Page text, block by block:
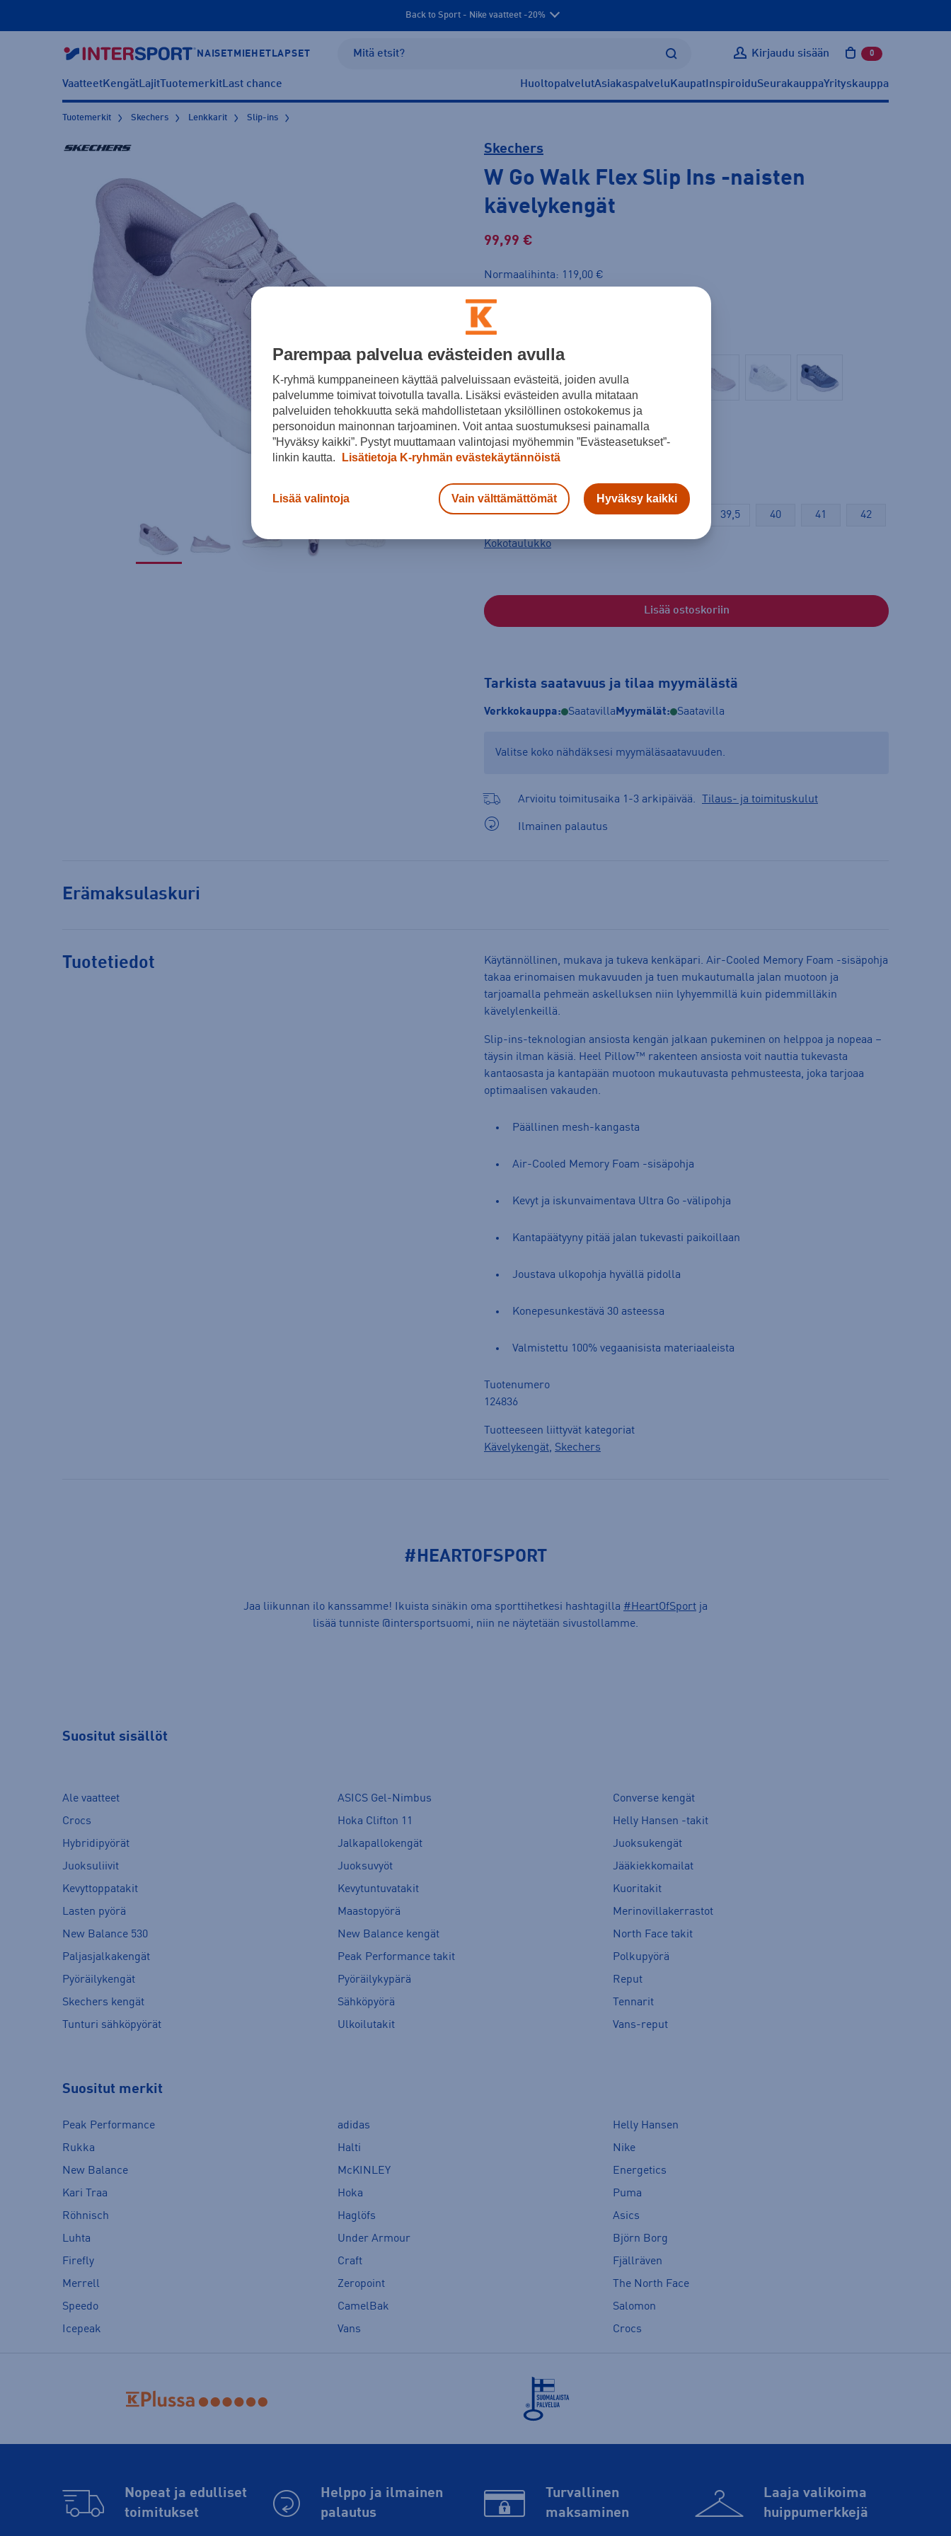
Back to Sport - Nike vaatteet -20%
NAISET MIEHET LAPSET Kirjaudu sisään 0 tuotetta
VaatteetKengätLajitTuotemerkitLast chance HuoltopalvelutAsiakaspalvelu Kaupat InspiroiduSeurakauppaYrityskauppa
Tuotemerkit Skechers Lenkkarit Slip-ins
Skechers
W Go Walk Flex Slip Ins -naisten
kävelykengät
99,99 €
Normaalihinta: 119,00 €
Tarjous voimassa 12.8. asti.
Väri
Punainen
Koko
36 36,5 37 37,5 38 39,5 40 41 42
Kokotaulukko
Lisää ostoskoriin
Tarkista saatavuus ja tilaa myymälästä
Verkkokauppa: Saatavilla Myymälät: Saatavilla
Valitse koko nähdäksesi myymäläsaatavuuden.
Arvioitu toimitusaika 1-3 arkipäivää. Tilaus- ja toimituskulut
Ilmainen palautus
Erämaksulaskuri
Tuotetiedot
Käytännöllinen, mukava ja tukeva kenkäpari. Air-Cooled Memory Foam -sisäpohja
takaa erinomaisen mukavuuden ja tuen mukautumalla jalan muotoon ja
tarjoamalla pehmeän askelluksen niin lyhyemmillä kuin pidemmilläkin
kävelylenkeillä.
Slip-ins-teknologian ansiosta kengän jalkaan pukeminen on helppoa ja nopeaa –
täysin ilman käsiä. Heel Pillow™ rakenteen ansiosta voit nauttia tukevasta
kantaosasta ja kantapään muotoon mukautuvasta pehmusteesta, joka tarjoaa
optimaalisen vakauden.
Päällinen mesh-kangasta
Air-Cooled Memory Foam -sisäpohja
Kevyt ja iskunvaimentava Ultra Go -välipohja
Kantapäätyyny pitää jalan tukevasti paikoillaan
Joustava ulkopohja hyvällä pidolla
Konepesunkestävä 30 asteessa
Valmistettu 100% vegaanisista materiaaleista
Tuotenumero
124836
Tuotteeseen liittyvät kategoriat
Kävelykengät, Skechers
#HEARTOFSPORT
Jaa liikunnan ilo kanssamme! Ikuista sinäkin oma sporttihetkesi hashtagilla #HeartOfSport ja
lisää tunniste @intersportsuomi, niin ne näytetään sivustollamme.
Suositut sisällöt
Ale vaatteet ASICS Gel-Nimbus
Converse kengät
Crocs
Hoka Clifton 11
Helly Hansen -takit
Hybridipyörät
Jalkapallokengät
Juoksukengät
Juoksuliivit
Juoksuvyöt
Jääkiekkomailat
Kevyttoppatakit
Kevytuntuvatakit
Kuoritakit
Lasten pyörä
Maastopyörä
Merinovillakerrastot
New Balance 530
New Balance kengät
North Face takit
Paljasjalkakengät
Peak Performance takit
Polkupyörä
Pyöräilykengät
Pyöräilykypärä
Reput
Skechers kengät
Sähköpyörä
Tennarit
Tunturi sähköpyörät
Ulkoilutakit Vans-reput
Suositut merkit
Peak Performance adidas
Helly Hansen
Rukka
Halti
Nike
New Balance
McKINLEY
Energetics
Kari Traa
Hoka
Puma
Röhnisch
Haglöfs
Asics
Luhta
Under Armour
Björn Borg
Firefly
Craft
Fjällräven
Merrell
Zeropoint
The North Face
Speedo
CamelBak
Salomon
Icepeak
Vans Crocs
Nopeat ja edulliset
toimitukset
Helppo ja ilmainen
palautus
Turvallinen
maksaminen
Laaja valikoima
huippu­merkkejä
Parempaa palvelua evästeiden avulla
K-ryhmä kumppaneineen käyttää palveluissaan evästeitä, joiden avulla
palvelumme toimivat toivotulla tavalla. Lisäksi evästeiden avulla mitataan
palveluiden tehokkuutta sekä mahdollistetaan yksilöllinen ostokokemus ja
personoidun mainonnan tarjoaminen. Voit antaa suostumuksesi painamalla
”Hyväksy kaikki”. Pystyt muuttamaan valintojasi myöhemmin ”Evästeasetukset”-
linkin kautta.
Lisätietoja K-ryhmän evästekäytännöistä
Lisää valintoja Vain välttämättömät Hyväksy kaikki